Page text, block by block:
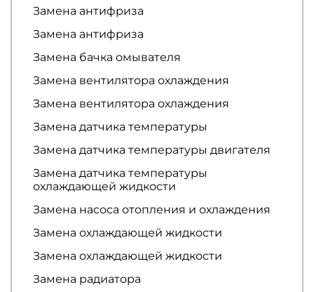
Замена антифриза
Замена антифриза
Замена бачка омывателя
Замена вентилятора охлаждения
Замена вентилятора охлаждения
Замена датчика температуры
Замена датчика температуры двигателя
Замена датчика температуры
охлаждающей жидкости
Замена насоса отопления и охлаждения
Замена охлаждающей жидкости
Замена охлаждающей жидкости
Замена радиатора